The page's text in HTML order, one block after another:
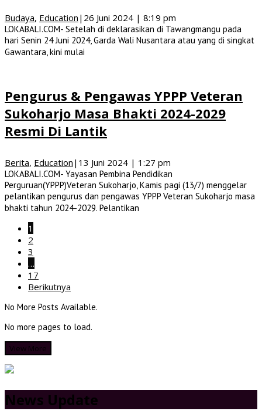
Budaya, Education | 26 Juni 2024 | 8:19 pm
LOKABALI.COM- Setelah di deklarasikan di Tawangmangu pada
hari Senin 24 Juni 2024, Garda Wali Nusantara atau yang di singkat
Gawantara, kini mulai
Pengurus & Pengawas YPPP Veteran
Sukoharjo Masa Bhakti 2024-2029
Resmi Di Lantik
Berita, Education | 13 Juni 2024 | 1:27 pm
LOKABALI.COM- Yayasan Pembina Pendidikan
Perguruan(YPPP)Veteran Sukoharjo, Kamis pagi (13/7) menggelar
pelantikan pengurus dan pengawas YPPP Veteran Sukoharjo masa
bhakti tahun 2024-2029. Pelantikan
1
2
3
…
17
Berikutnya
No More Posts Available.
No more pages to load.
View More
News Update